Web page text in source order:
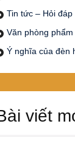
Tin tức – Hỏi đáp
Văn phòng phẩm
Ý nghĩa của đèn
viết